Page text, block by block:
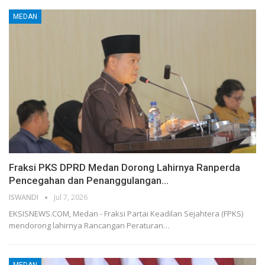
MEDAN
Fraksi PKS DPRD Medan Dorong Lahirnya Ranperda
Pencegahan dan Penanggulangan…
ISWANDI Jul 7, 2026
EKSISNEWS.COM, Medan - Fraksi Partai Keadilan Sejahtera (FPKS)
mendorong lahirnya Rancangan Peraturan…